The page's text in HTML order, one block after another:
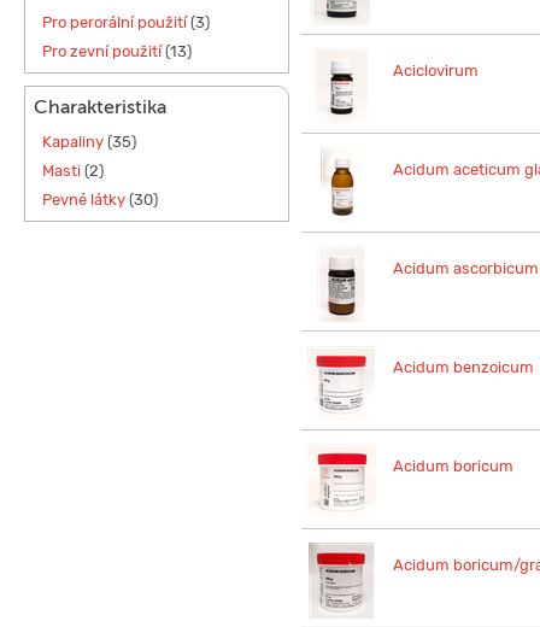
Pro perorální použití (3)
Pro zevní použití (13)
Charakteristika
Kapaliny (35)
Masti (2)
Pevné látky (30)
Aciclovirum
Acidum aceticum
Acidum ascorbicum
Acidum benzoicum
Acidum boricum
Acidum boricum/